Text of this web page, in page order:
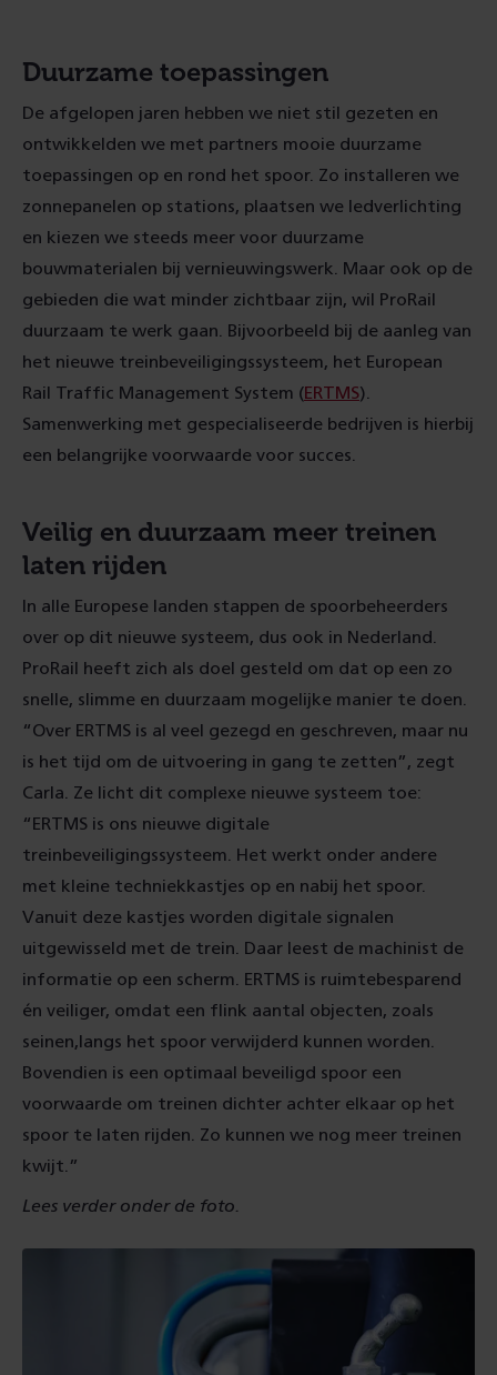
Duurzame toepassingen
De afgelopen jaren hebben we niet stil gezeten en
ontwikkelden we met partners mooie duurzame
toepassingen op en rond het spoor. Zo installeren we
zonnepanelen op stations, plaatsen we ledverlichting
en kiezen we steeds meer voor duurzame
bouwmaterialen bij vernieuwingswerk. Maar ook op de
gebieden die wat minder zichtbaar zijn, wil ProRail
duurzaam te werk gaan. Bijvoorbeeld bij de aanleg van
het nieuwe treinbeveiligingssysteem, het European
Rail Traffic Management System (ERTMS).
Samenwerking met gespecialiseerde bedrijven is hierbij
een belangrijke voorwaarde voor succes.
Veilig en duurzaam meer treinen
laten rijden
In alle Europese landen stappen de spoorbeheerders
over op dit nieuwe systeem, dus ook in Nederland.
ProRail heeft zich als doel gesteld om dat op een zo
snelle, slimme en duurzaam mogelijke manier te doen.
“Over ERTMS is al veel gezegd en geschreven, maar nu
is het tijd om de uitvoering in gang te zetten”, zegt
Carla. Ze licht dit complexe nieuwe systeem toe:
“ERTMS is ons nieuwe digitale
treinbeveiligingssysteem. Het werkt onder andere
met kleine techniekkastjes op en nabij het spoor.
Vanuit deze kastjes worden digitale signalen
uitgewisseld met de trein. Daar leest de machinist de
informatie op een scherm. ERTMS is ruimtebesparend
én veiliger, omdat een flink aantal objecten, zoals
seinen, langs het spoor verwijderd kunnen worden.
Bovendien is een optimaal beveiligd spoor een
voorwaarde om treinen dichter achter elkaar op het
spoor te laten rijden. Zo kunnen we nog meer treinen
kwijt.”
Lees verder onder de foto.